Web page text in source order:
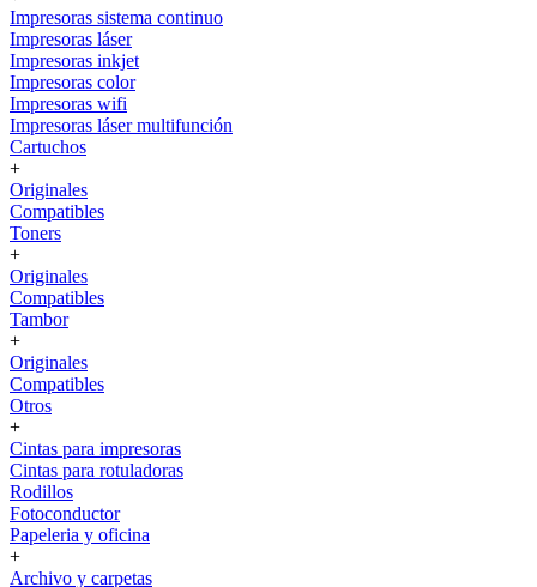
Impresoras sistema continuo
Impresoras láser
Impresoras inkjet
Impresoras color
Impresoras wifi
Impresoras láser multifunción
Cartuchos
+
Originales
Compatibles
Toners
+
Originales
Compatibles
Tambor
+
Originales
Compatibles
Otros
+
Cintas para impresoras
Cintas para rotuladoras
Rodillos
Fotoconductor
Papeleria y oficina
+
Archivo y carpetas